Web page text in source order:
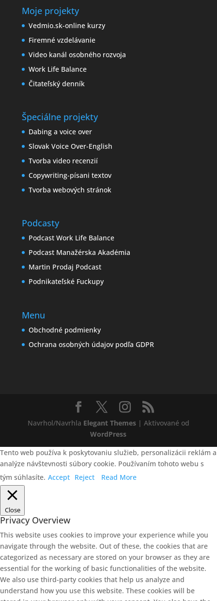
Moje projekty
Vedmio.sk-online kurzy
Firemné vzdelávanie
Video kanál osobného rozvoja
Work Life Balance
Čitateľský denník
Špeciálne projekty
Dabing a voice over
Slovak Voice Over-English
Tvorba video recenzií
Copywriting-písani textov
Tvorba webových stránok
Podcasty
Podcast Work Life Balance
Podcast Manažérska Akadémia
Martin Prodaj Podcast
Podnikateľské Fuckupy
Menu
Obchodné podmienky
Ochrana osobných údajov podľa GDPR
Navrhol/Navrhla Elegant Themes| Aktivované od
WordPress
Tento web používa k poskytovaniu služieb, personalizácii reklám a
analýze návštevnosti súbory cookie. Používaním tohoto webu s
tým súhlasíte. Accept Reject Read More
Close
Privacy Overview
This website uses cookies to improve your experience while you
navigate through the website. Out of these, the cookies that are
categorized as necessary are stored on your browser as they are
essential for the working of basic functionalities of the website.
We also use third-party cookies that help us analyze and
understand how you use this website. These cookies will be